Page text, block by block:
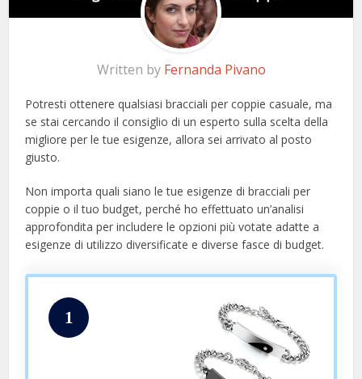
Written by Fernanda Pivano
Potresti ottenere qualsiasi bracciali per coppie casuale, ma
se stai cercando il consiglio di un esperto sulla scelta della
migliore per le tue esigenze, allora sei arrivato al posto
giusto.
Non importa quali siano le tue esigenze di bracciali per
coppie o il tuo budget, perché ho effettuato un’analisi
approfondita per includere le opzioni più votate adatte a
esigenze di utilizzo diversificate e diverse fasce di budget.
1